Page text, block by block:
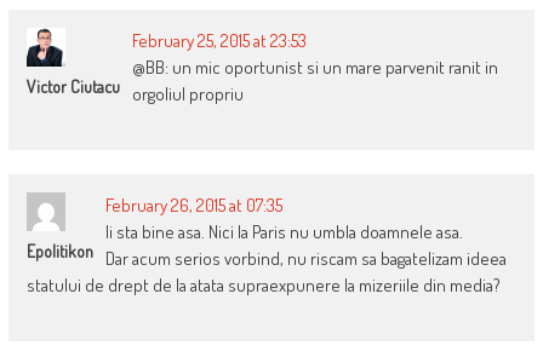
Victor Ciutacu
February 25, 2015 at 23:53
@BB: un mic oportunist si un mare parvenit ranit in
orgoliul propriu
Epolitikon
February 26, 2015 at 07:35
Ii sta bine asa. Nici la Paris nu umbla doamnele asa.
Dar acum serios vorbind, nu riscam sa bagatelizam ideea
statului de drept de la atata supraexpunere la mizeriile din media?